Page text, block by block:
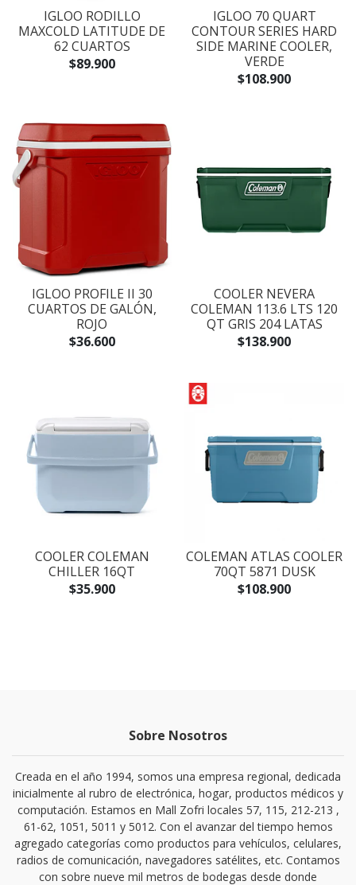
IGLOO RODILLO
MAXCOLD LATITUDE DE
62 CUARTOS
$89.900
IGLOO 70 QUART
CONTOUR SERIES HARD
SIDE MARINE COOLER,
VERDE
$108.900
IGLOO PROFILE II 30
CUARTOS DE GALÓN,
ROJO
$36.600
COOLER NEVERA
COLEMAN 113.6 LTS 120
QT GRIS 204 LATAS
$138.900
COOLER COLEMAN
CHILLER 16QT
$35.900
COLEMAN ATLAS COOLER
70QT 5871 DUSK
$108.900
Sobre Nosotros
Creada en el año 1994, somos una empresa regional, dedicada
inicialmente al rubro de electrónica, hogar, productos médicos y
computación. Estamos en Mall Zofri locales 57, 115, 212-213 ,
61-62, 1051, 5011 y 5012. Con el avanzar del tiempo hemos
agregado categorías como productos para vehículos, celulares,
radios de comunicación, navegadores satélites, etc. Contamos
con sobre nueve mil metros de bodegas desde donde